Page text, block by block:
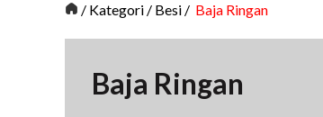
/ Kategori / Besi / Baja Ringan
Baja Ringan